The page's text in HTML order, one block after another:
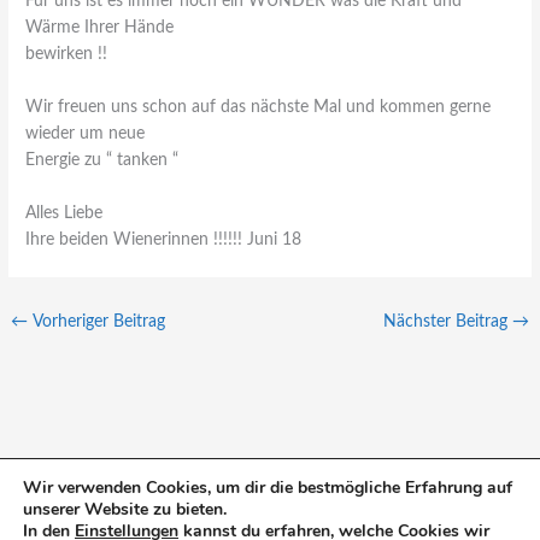
Wärme Ihrer Hände
bewirken !!
Wir freuen uns schon auf das nächste Mal und kommen gerne
wieder um neue
Energie zu “ tanken “
Alles Liebe
Ihre beiden Wienerinnen !!!!!! Juni 18
← Vorheriger Beitrag Nächster Beitrag →
S
Wir verwenden Cookies, um dir die bestmögliche Erfahrung auf
unserer Website zu bieten.
In den Einstellungen kannst du erfahren, welche Cookies wir